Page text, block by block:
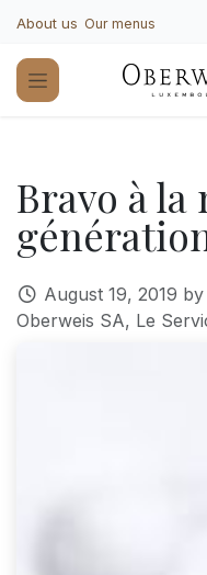
About us Our menus
Bravo à la
August 19, 2019 by
Oberweis SA, Le